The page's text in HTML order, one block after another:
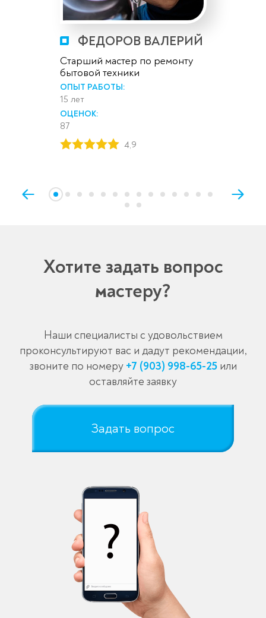
ФЕДОРОВ ВАЛЕРИЙ
Старший мастер по ремонту
бытовой техники
ОПЫТ РАБОТЫ:
15 лет
ОЦЕНОК:
87
4,9
Хотите задать вопрос
мастеру?
Наши специалисты с удовольствием
проконсультируют вас и дадут рекомендации,
звоните по номеру +7 (903) 998-65-25или
оставляйте заявку
Задать вопрос